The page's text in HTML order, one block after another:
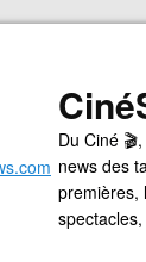
Du Ciné
news des
premières,